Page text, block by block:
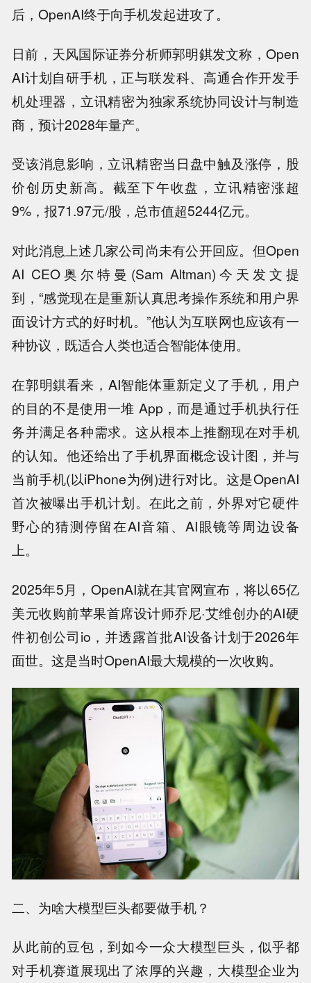
后，OpenAI终于向手机发起进攻了。
日前，天风国际证券分析师郭明錤发文称，Open
AI计划自研手机，正与联发科、高通合作开发手
机处理器，立讯精密为独家系统协同设计与制造
商，预计2028年量产。
受该消息影响，立讯精密当日盘中触及涨停，股
价创历史新高。截至下午收盘，立讯精密涨超
9%，报71.97元/股，总市值超5244亿元。
对此消息上述几家公司尚未有公开回应。但Open
AI CEO奥尔特曼(Sam Altman)今天发文提
到，“感觉现在是重新认真思考操作系统和用户界
面设计方式的好时机。”他认为互联网也应该有一
种协议，既适合人类也适合智能体使用。
在郭明錤看来，AI智能体重新定义了手机，用户
的目的不是使用一堆 App，而是通过手机执行任
务并满足各种需求。这从根本上推翻现在对手机
的认知。他还给出了手机界面概念设计图，并与
当前手机(以iPhone为例)进行对比。这是OpenAI
首次被曝出手机计划。在此之前，外界对它硬件
野心的猜测停留在AI音箱、AI眼镜等周边设备
上。
2025年5月，OpenAI就在其官网宣布，将以65亿
美元收购前苹果首席设计师乔尼·艾维创办的AI硬
件初创公司io，并透露首批AI设备计划于2026年
面世。这是当时OpenAI最大规模的一次收购。
二、为啥大模型巨头都要做手机？
从此前的豆包，到如今一众大模型巨头，似乎都
对手机赛道展现出了浓厚的兴趣，大模型企业为